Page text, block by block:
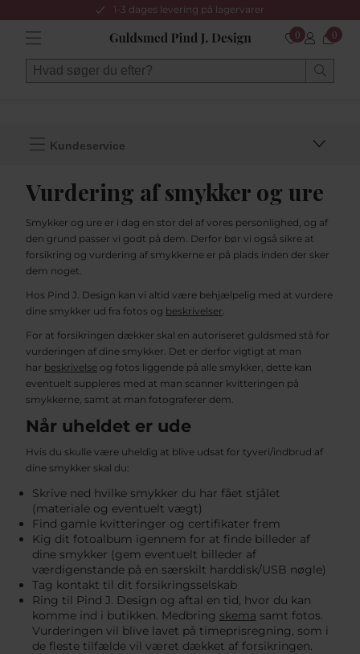
1-3 dages levering på lagervarer
0 0
Kundeservice
Vurdering af smykker og ure
Smykker og ure er i dag en stor del af vores personlighed, og af
den grund passer vi godt på dem. Derfor bør vi også sikre at
forsikring og vurdering af smykkerne er på plads inden der sker
dem noget.
Hos Pind J. Design kan vi altid være behjælpelig med at vurdere
dine smykker ud fra fotos og beskrivelser.
For at forsikringen dækker skal en autoriseret guldsmed stå for
vurderingen af dine smykker. Det er derfor vigtigt at man
har beskrivelse og fotos liggende på alle smykker, dette kan
eventuelt suppleres med at man scanner kvitteringen på
smykkerne, samt at man fotograferer dem.
Når uheldet er ude
Hvis du skulle være uheldig at blive udsat for tyveri/indbrud af
dine smykker skal du:
Skrive ned hvilke smykker du har fået stjålet
(materiale og eventuelt vægt)
Find gamle kvitteringer og certifikater frem
Kig dit fotoalbum igennem for at finde billeder af
dine smykker (gem eventuelt billeder af
værdigenstande på en særskilt harddisk/USB nøgle)
Tag kontakt til dit forsikringsselskab
Ring til Pind J. Design og aftal en tid, hvor du kan
komme ind i butikken. Medbring skema samt fotos.
Vurderingen vil blive lavet på timeprisregning, som i
de fleste tilfælde vil været dækket af forsikringen.